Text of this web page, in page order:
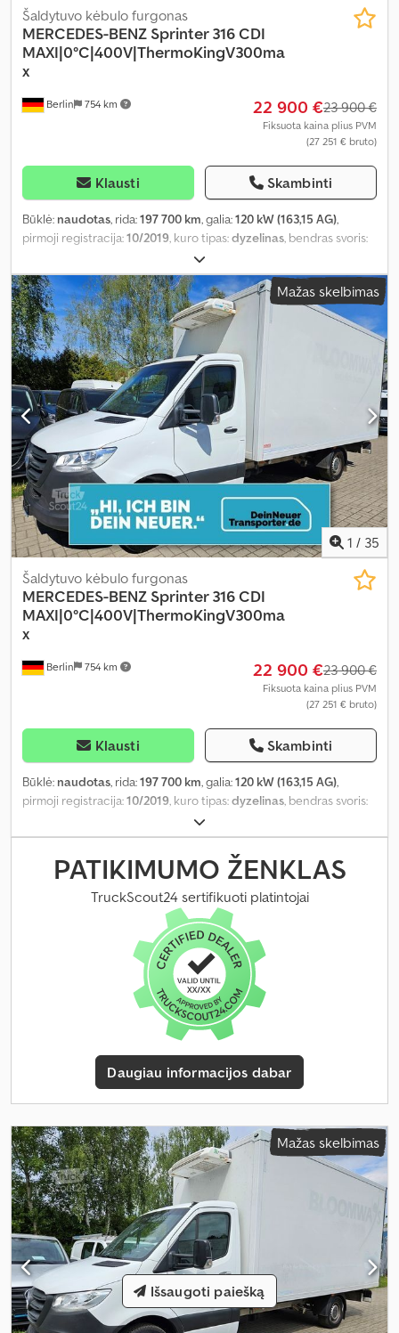
Berlin 754 km
Šaldytuvo kėbulo furgonas
MERCEDES-BENZ Sprinter 316 CDI
MAXI|0°C|400V|ThermoKingV300ma
x
22 900 €23 900 €
Fiksuota kaina plius PVM
(27 251 € bruto)
Klausti Skambinti
Būklė: naudotas, rida:197 700 km, galia:120 kW (163,15 AG),
pirmoji registracija:10/2019, kuro tipas:dyzelinas, bendras svoris:
, pavaros tipas:
Euro 6, sėdimų vietų skaičius:2, bendras ilgis:7 250 mm, bendras
plotis: 2 200 mm, bendras aukštis:3 230 mm, krovimo vietos ilgis:
4 480 mm, krovinių skyriaus plotis:2 130 mm , krovos erdvės
aukštis:2 190 mm, Gamybos metai:2019 , Įranga:
ABS, centrinis
užraktas, elektroninė stabilumo programa (ESP), navigacijos
sistema, oro kondicionavimas, suodžių filtras
Mažas skelbimas
1 / 35
Berlin 754 km
Šaldytuvo kėbulo furgonas
MERCEDES-BENZ Sprinter 316 CDI
MAXI|0°C|400V|ThermoKingV300ma
x
22 900 €23 900 €
Fiksuota kaina plius PVM
(27 251 € bruto)
Klausti Skambinti
Būklė: naudotas, rida:197 700 km, galia:120 kW (163,15 AG),
pirmoji registracija:10/2019, kuro tipas:dyzelinas, bendras svoris:
, pavaros tipas:
Euro 6, sėdimų vietų skaičius:2, bendras ilgis:7 250 mm, bendras
plotis:2 200 mm , bendras aukštis: 3 230 mm, krovimo vietos ilgis:
4 480 mm, krovinių skyriaus plotis:2 130 mm, krovos erdvės
2 190 mm, Gamybos metai:2019, Įranga:ABS, centrinis
užraktas, elektroninė stabilumo programa (ESP), navigacijos
sistema, oro kondicionavimas, suodžių filtras
PATIKIMUMO ŽENKLAS
TruckScout24 sertifikuoti platintojai
Daugiau informacijos dabar
Mažas skelbimas
Išsaugoti paiešką